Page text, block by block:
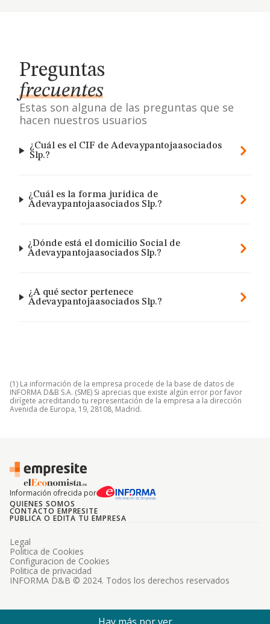
Preguntas
frecuentes
Estas son alguna de las preguntas que se
hacen nuestros usuarios
¿Cuál es el CIF de Adevaypantojaasociados
Slp.?
¿Cuál es la forma jurídica de
Adevaypantojaasociados Slp.?
¿Dónde está el domicilio Social de
Adevaypantojaasociados Slp.?
¿A qué sector pertenece
Adevaypantojaasociados Slp.?
(1) La información de la empresa procede de la base de datos de
INFORMA D&B S.A. (SME) Si aprecias que existe algún error por favor
dirígete acreditando tu representación de la empresa a la dirección
Avenida de Europa, 19, 28108, Madrid.
Información ofrecida por
QUIENES SOMOS
CONTACTO EMPRESITE
PUBLICA O EDITA TU EMPRESA
INFORMA D&B © 2024. Todos los derechos reservados
Legal
Politica de Cookies
Configuracion de Cookies
Politica de privacidad